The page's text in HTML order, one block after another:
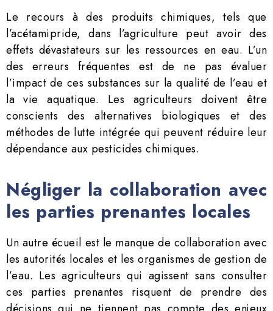
Le recours à des produits chimiques, tels que
l’acétamipride, dans l’agriculture peut avoir des
effets dévastateurs sur les ressources en eau. L’un
des erreurs fréquentes est de ne pas évaluer
l’impact de ces substances sur la qualité de l’eau et
la vie aquatique. Les agriculteurs doivent être
conscients des alternatives biologiques et des
méthodes de lutte intégrée qui peuvent réduire leur
dépendance aux pesticides chimiques.
Négliger la collaboration avec
les parties prenantes locales
Un autre écueil est le manque de collaboration avec
les autorités locales et les organismes de gestion de
l’eau. Les agriculteurs qui agissent sans consulter
ces parties prenantes risquent de prendre des